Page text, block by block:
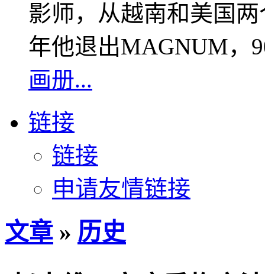
影师，从越南和美国
年他退出MAGNUM，
画册...
链接
链接
申请友情链接
文章 » 历史